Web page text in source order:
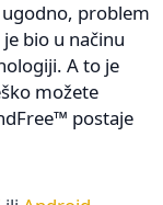
problem
bio u načinu
A to je
možete
postaje